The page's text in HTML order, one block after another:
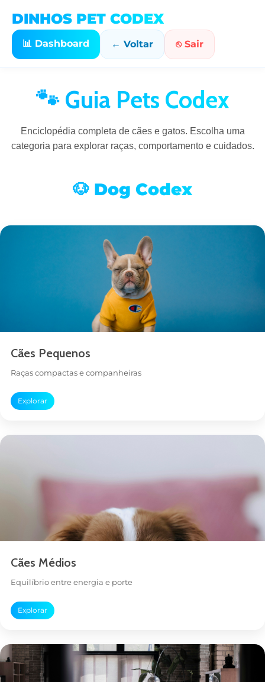
DINHOS PET CODEX
📊 Dashboard ← Voltar ⎋ Sair
🐾 Guia Pets Codex
Enciclopédia completa de cães e gatos. Escolha uma
categoria para explorar raças, comportamento e cuidados.
🐶 Dog Codex
Cães Pequenos
Raças compactas e companheiras
Explorar
Cães Médios
Equilíbrio entre energia e porte
Explorar